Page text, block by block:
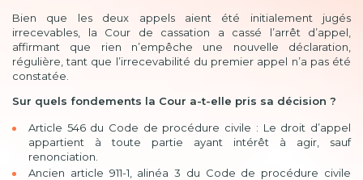
Bien que les deux appels aient été initialement jugés
irrecevables, la Cour de cassation a cassé l’arrêt d’appel,
affirmant que rien n’empêche une nouvelle déclaration,
régulière, tant que l’irrecevabilité du premier appel n’a pas été
constatée.
Sur quels fondements la Cour a-t-elle pris sa décision ?
Article 546 du Code de procédure civile : Le droit d’appel
appartient à toute partie ayant intérêt à agir, sauf
renonciation.
Ancien article 911-1, alinéa 3 du Code de procédure civile